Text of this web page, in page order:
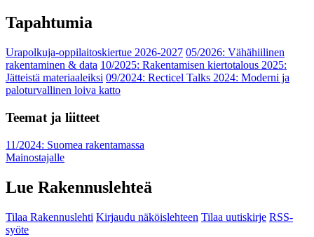
Tapahtumia
Urapolkuja-oppilaitoskiertue 2026-2027 05/2026: Vähähiilinen
rakentaminen & data 10/2025: Rakentamisen kiertotalous 2025:
Jätteistä materiaaleiksi 09/2024: Recticel Talks 2024: Moderni ja
paloturvallinen loiva katto
Teemat ja liitteet
11/2024: Suomea rakentamassa
Mainostajalle
Lue Rakennuslehteä
Tilaa Rakennuslehti Kirjaudu näköislehteen Tilaa uutiskirje RSS-
syöte